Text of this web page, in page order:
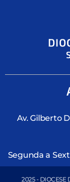
Av. Gilberto
Segunda a
2025 - DIOCESE